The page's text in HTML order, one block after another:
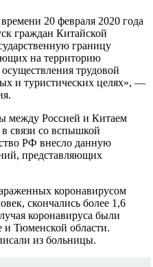
20 февраля 2020 года
граждан Китайской
границу
на территорию
трудовой
и туристических целях», —
между Россией и Китаем
связи со вспышкой
РФ внесло данную
представляющих
коронавирусом
скончались более 1,6
коронавируса были
и Тюменской области.
из больницы.